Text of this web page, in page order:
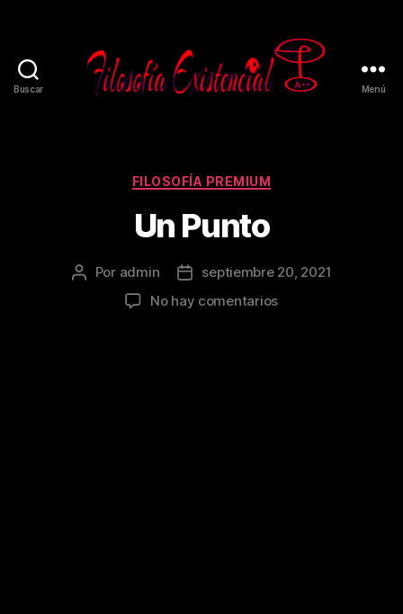
Buscar Menú
FILOSOFÍA PREMIUM
Un Punto
Por admin
septiembre 20, 2021
No hay comentarios